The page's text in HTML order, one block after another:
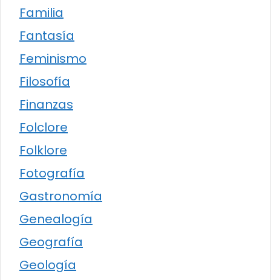
Familia
Fantasía
Feminismo
Filosofía
Finanzas
Folclore
Folklore
Fotografía
Gastronomía
Genealogía
Geografía
Geología